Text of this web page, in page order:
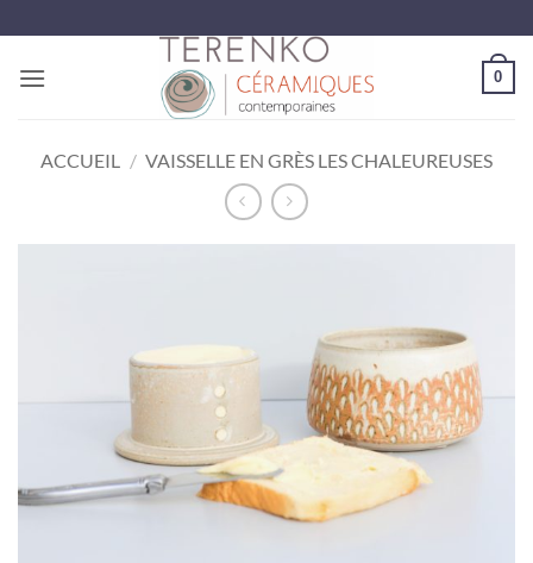
au
contenu
0
ACCUEIL / VAISSELLE EN GRÈS LES CHALEUREUSES